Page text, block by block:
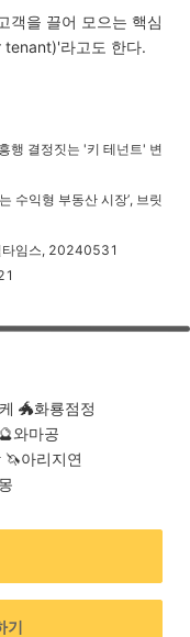
객을 끌어 모으는 핵심
tenant)'라고도 한다.
행 결정짓는 '키 테넌트' 변
수익형 부동산 시장’, 브릿
타임스, 20240531
🐲화룡점정
🔮와마공
아리지연
기